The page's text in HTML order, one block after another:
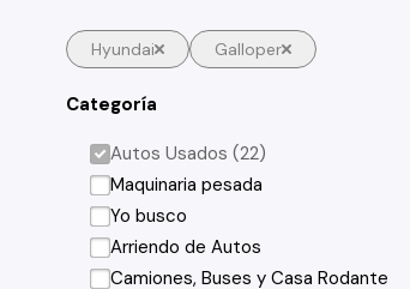
Hyundai Galloper
Categoría
Autos Usados (22)
Maquinaria pesada
Yo busco
Arriendo de Autos
Camiones, Buses y Casa Rodante